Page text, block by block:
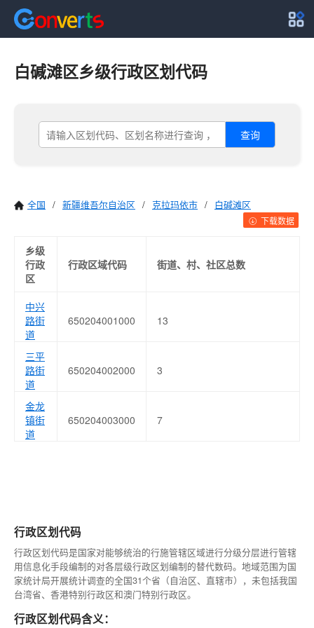
白碱滩区乡级行政区划代码
查询
全国 / 新疆维吾尔自治区 / 克拉玛依市 / 白碱滩区
下载数据
乡级
行政
区
行政区域代码 街道、村、社区总数
中兴
路街
道
650204001000 13
三平
路街
道
650204002000 3
金龙
镇街
道
650204003000 7
行政区划代码
行政区划代码是国家对能够统治的行施管辖区域进行分级分层进行管辖
用信息化手段编制的对各层级行政区划编制的替代数码。地域范围为国
家统计局开展统计调查的全国31个省（自治区、直辖市），未包括我国
台湾省、香港特别行政区和澳门特别行政区。
行政区划代码含义：